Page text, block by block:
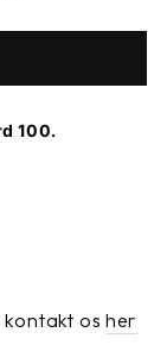
100.
os her